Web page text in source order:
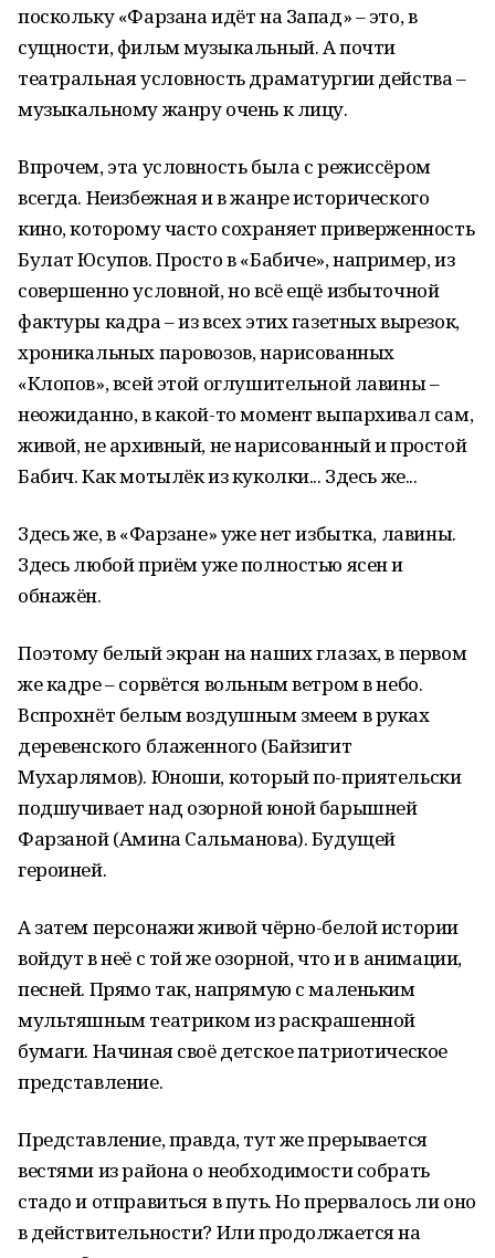
поскольку «Фарзана идёт на Запад» – это, в
сущности, фильм музыкальный. А почти
театральная условность драматургии действа –
музыкальному жанру очень к лицу.
Впрочем, эта условность была с режиссёром
всегда. Неизбежная и в жанре исторического
кино, которому часто сохраняет приверженность
Булат Юсупов. Просто в «Бабиче», например, из
совершенно условной, но всё ещё избыточной
фактуры кадра – из всех этих газетных вырезок,
хроникальных паровозов, нарисованных
«Клопов», всей этой оглушительной лавины –
неожиданно, в какой-то момент выпархивал сам,
живой, не архивный, не нарисованный и простой
Бабич. Как мотылёк из куколки... Здесь же...
Здесь же, в «Фарзане» уже нет избытка, лавины.
Здесь любой приём уже полностью ясен и
обнажён.
Поэтому белый экран на наших глазах, в первом
же кадре – сорвётся вольным ветром в небо.
Вспрохнёт белым воздушным змеем в руках
деревенского блаженного (Байзигит
Мухарлямов). Юноши, который по-приятельски
подшучивает над озорной юной барышней
Фарзаной (Амина Сальманова). Будущей
героиней.
А затем персонажи живой чёрно-белой истории
войдут в неё с той же озорной, что и в анимации,
песней. Прямо так, напрямую с маленьким
мультяшным театриком из раскрашенной
бумаги. Начиная своё детское патриотическое
представление.
Представление, правда, тут же прерывается
вестями из района о необходимости собрать
стадо и отправиться в путь. Но прервалось ли оно
в действительности? Или продолжается на